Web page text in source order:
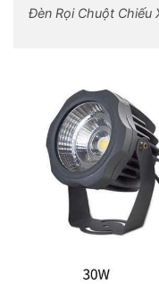
Đèn Rọi Chuột Chiếu